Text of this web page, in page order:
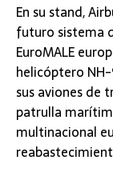
En su stand,
futuro sistema
EuroMALE
helicóptero
sus aviones de
patrulla
multinacional